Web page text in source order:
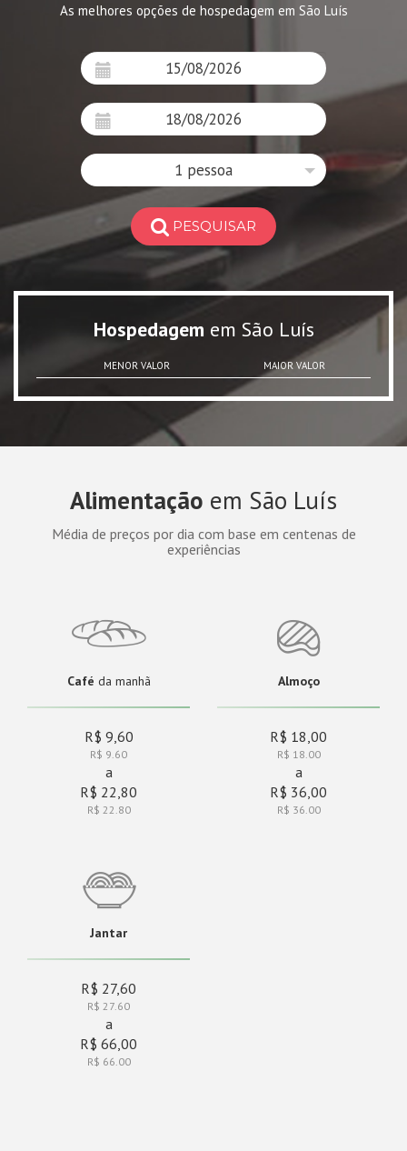
As melhores opções de hospedagem em São Luís
1 pessoa
PESQUISAR
Hospedagem em São Luís
MENOR VALOR MAIOR VALOR
Alimentação em São Luís
Média de preços por dia com base em centenas de
experiências
Café da manhã
R$ 9,60
R$ 9.60
a
R$ 22,80
R$ 22.80
Almoço
R$ 18,00
R$ 18.00
a
R$ 36,00
R$ 36.00
Jantar
R$ 27,60
R$ 27.60
a
R$ 66,00
R$ 66.00